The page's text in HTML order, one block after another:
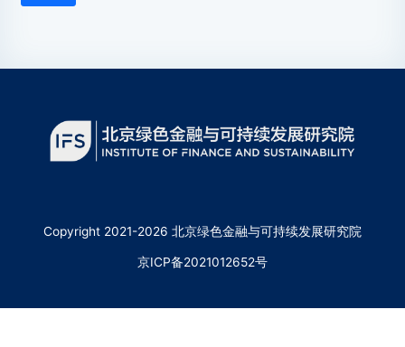
Copyright 2021-2026 北京绿色金融与可持续发展研究院
京ICP备2021012652号